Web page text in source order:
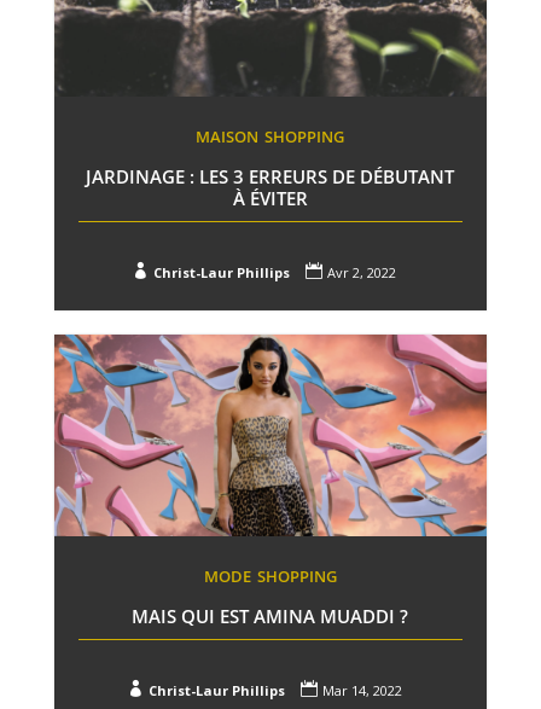
MAISON SHOPPING
JARDINAGE : LES 3 ERREURS DE DÉBUTANT
À ÉVITER
 Christ-Laur Phillips  Avr 2, 2022
MODE SHOPPING
MAIS QUI EST AMINA MUADDI ?
 Christ-Laur Phillips  Mar 14, 2022